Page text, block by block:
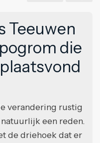
Teeuwen
die
verandering rustig
een reden.
de driehoek dat er